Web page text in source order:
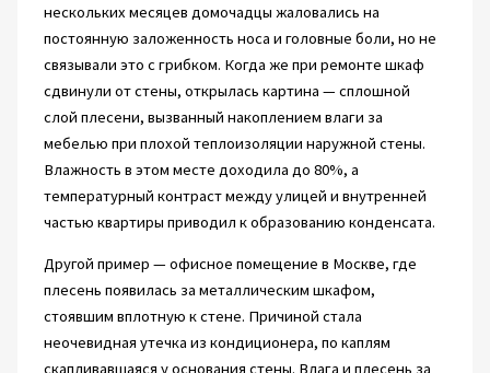
нескольких месяцев домочадцы жаловались на
постоянную заложенность носа и головные боли, но не
связывали это с грибком. Когда же при ремонте шкаф
сдвинули от стены, открылась картина — сплошной
слой плесени, вызванный накоплением влаги за
мебелью при плохой теплоизоляции наружной стены.
Влажность в этом месте доходила до 80%, а
температурный контраст между улицей и внутренней
частью квартиры приводил к образованию конденсата.
Другой пример — офисное помещение в Москве, где
плесень появилась за металлическим шкафом,
стоявшим вплотную к стене. Причиной стала
неочевидная утечка из кондиционера, по каплям
скапливавшаяся у основания стены. Влага и плесень за